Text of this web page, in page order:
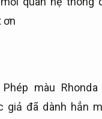
màu
giả đã dành hẳn